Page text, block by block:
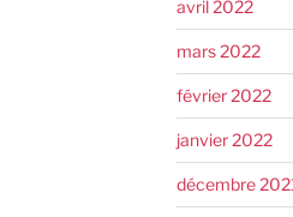
avril 2022
mars 2022
février 2022
janvier 2022
décembre